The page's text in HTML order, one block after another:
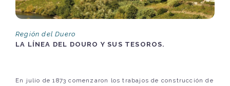
Región del Duero
LA LÍNEA DEL DOURO Y SUS TESOROS.
En julio de 1873 comenzaron los trabajos de construcción de